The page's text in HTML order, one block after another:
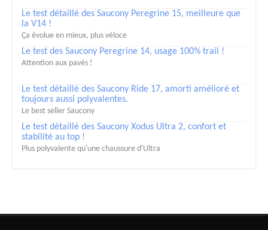
Le test détaillé des Saucony Peregrine 15, meilleure que
la V14 !
Ça évolue en mieux, plus véloce
Le test des Saucony Peregrine 14, usage 100% trail !
Attention aux pavés !
Le test détaillé des Saucony Ride 17, amorti amélioré et
toujours aussi polyvalentes.
Le best seller Saucony
Le test détaillé des Saucony Xodus Ultra 2, confort et
stabilité au top !
Plus polyvalente qu'une chaussure d'Ultra